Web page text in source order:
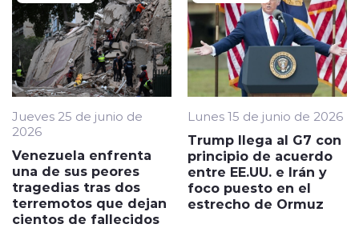
Jueves 25 de junio de
2026
Venezuela enfrenta
una de sus peores
tragedias tras dos
terremotos que dejan
cientos de fallecidos
Lunes 15 de junio de 2026
Trump llega al G7 con
principio de acuerdo
entre EE.UU. e Irán y
foco puesto en el
estrecho de Ormuz